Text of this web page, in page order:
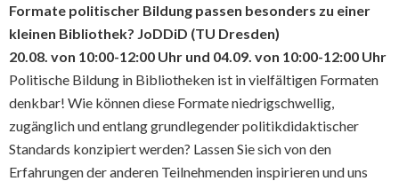
Formate politischer Bildung passen besonders zu einer
kleinen Bibliothek? JoDDiD (TU Dresden)
20.08. von 10:00-12:00 Uhr und 04.09. von 10:00-12:00 Uhr
Politische Bildung in Bibliotheken ist in vielfältigen Formaten
denkbar! Wie können diese Formate niedrigschwellig,
zugänglich und entlang grundlegender politikdidaktischer
Standards konzipiert werden? Lassen Sie sich von den
Erfahrungen der anderen Teilnehmenden inspirieren und uns